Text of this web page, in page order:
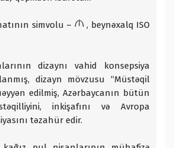
simvolu –
, beynəxalq ISO
dizaynı vahid konsepsiya
dizayn mövzusu “Müstəqil
edilmiş, Azərbaycanın bütün
inkişafını və Avropa
təzahür edir.